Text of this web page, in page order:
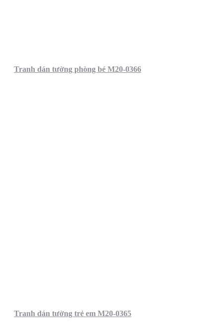
Tranh dán tường phòng bé M20-0366
Tranh dán tường trẻ em M20-0365